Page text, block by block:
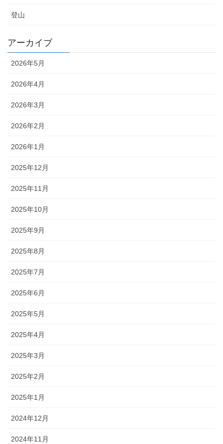
登山
アーカイブ
2026年5月
2026年4月
2026年3月
2026年2月
2026年1月
2025年12月
2025年11月
2025年10月
2025年9月
2025年8月
2025年7月
2025年6月
2025年5月
2025年4月
2025年3月
2025年2月
2025年1月
2024年12月
2024年11月